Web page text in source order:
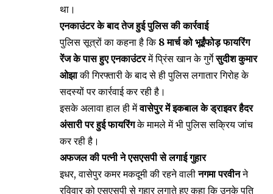
था।
एनकाउंटर के बाद तेज हुई पुलिस की कार्रवाई
पुलिस सूत्रों का कहना है कि 8 मार्च को भूईंफोड़ फायरिंग
रेंज के पास हुए एनकाउंटरमें प्रिंस खान के गुर्गेसुदीश कुमार
ओझाकी गिरफ्तारी के बाद से ही पुलिस लगातार गिरोह के
सदस्यों पर कार्रवाई कर रही है।
इसके अलावा हाल ही मेंवासेपुर में इकबाल के ड्राइवर हैदर
अंसारी पर हुई फायरिंगके मामले में भी पुलिस सक्रिय जांच
कर रही है।
अफजल की पत्नी ने एसएसपी से लगाई गुहार
इधर, वासेपुर कमर मकदूमी की रहने वालीनगमा परवीनने
रविवार को एसएसपी से गुहार लगाते हुए कहा कि उनके पति